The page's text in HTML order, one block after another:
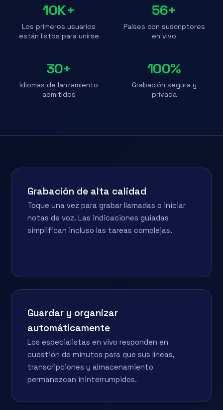
10K+
Los primeros usuarios
están listos para unirse
56+
Países con suscriptores
en vivo
30+
Idiomas de lanzamiento
admitidos
100%
Grabación segura y
privada
Grabación de alta calidad
Toque una vez para grabar llamadas o iniciar
notas de voz. Las indicaciones guiadas
simplifican incluso las tareas complejas.
Guardar y organizar
automáticamente
Los especialistas en vivo responden en
cuestión de minutos para que sus líneas,
transcripciones y almacenamiento
permanezcan ininterrumpidos.